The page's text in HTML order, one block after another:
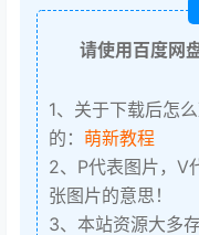
请使用百度网
1、关于下载后怎
的： 萌新教程
2、P代表图片，V
张图片的意思！
3、本站资源大多